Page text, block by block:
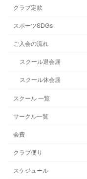
クラブ定款
スポーツSDGs
ご入会の流れ
スクール退会届
スクール休会届
スクール 一覧
サークル一覧
会費
クラブ便り
スケジュール